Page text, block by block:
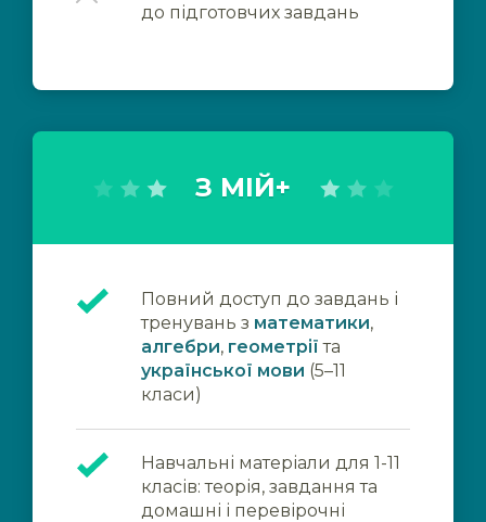
до підготовчих завдань
З МІЙ+
Повний доступ до завдань і
тренувань з математики,
алгебри, геометрії та
української мови (5–11
класи)
Навчальні матеріали для 1-11
класів: теорія, завдання та
домашні і перевірочні